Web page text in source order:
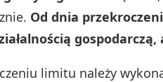
Od dnia
gospodarczą,
limitu należy